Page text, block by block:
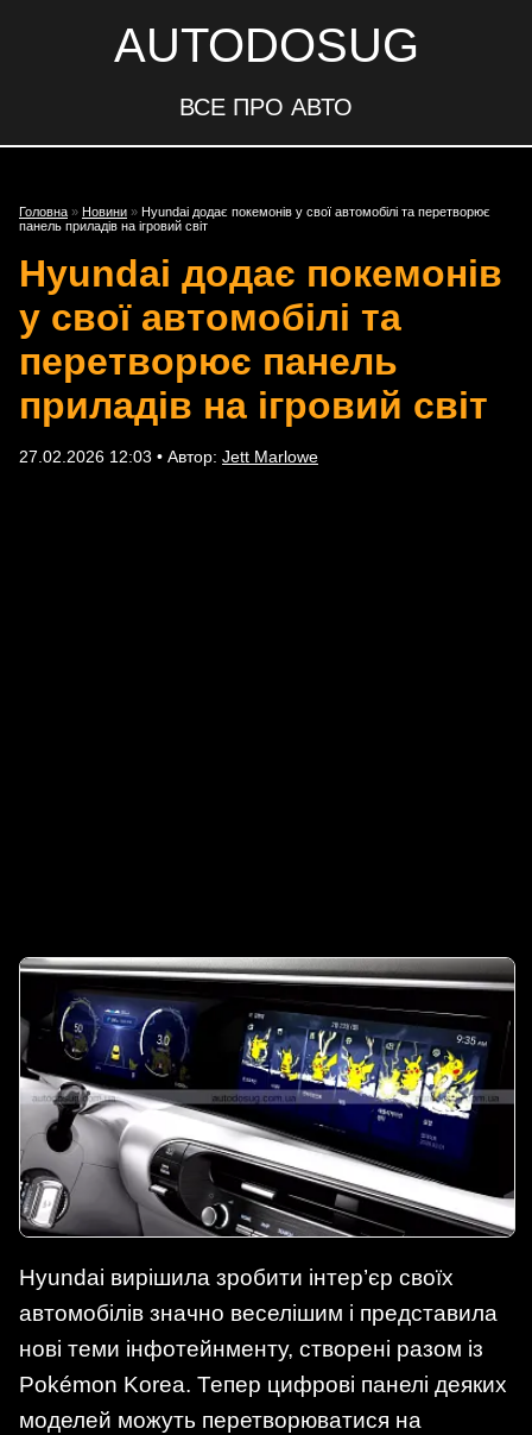
AUTODOSUG
ВСЕ ПРО АВТО
Головна » Новини » Hyundai додає покемонів у свої автомобілі та перетворює
панель приладів на ігровий світ
Hyundai додає покемонів
у свої автомобілі та
перетворює панель
приладів на ігровий світ
27.02.2026 12:03 • Автор: Jett Marlowe
Hyundai вирішила зробити інтер’єр своїх
автомобілів значно веселішим і представила
нові теми інфотейнменту, створені разом із
Pokémon Korea. Тепер цифрові панелі деяких
моделей можуть перетворюватися на